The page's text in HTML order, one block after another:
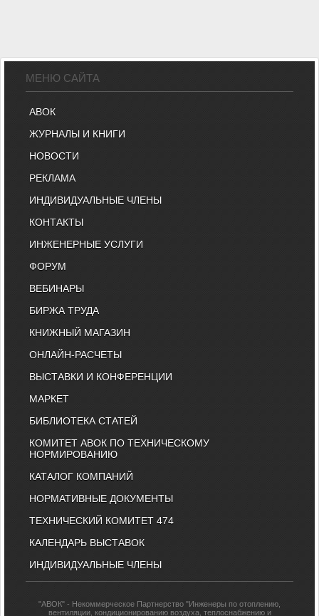
МЕНЮ САЙТА
АВОК
ЖУРНАЛЫ И КНИГИ
НОВОСТИ
РЕКЛАМА
ИНДИВИДУАЛЬНЫЕ ЧЛЕНЫ
КОНТАКТЫ
ИНЖЕНЕРНЫЕ УСЛУГИ
ФОРУМ
ВЕБИНАРЫ
БИРЖА ТРУДА
КНИЖНЫЙ МАГАЗИН
ОНЛАЙН-РАСЧЕТЫ
ВЫСТАВКИ И КОНФЕРЕНЦИИ
МАРКЕТ
БИБЛИОТЕКА СТАТЕЙ
КОМИТЕТ АВОК ПО ТЕХНИЧЕСКОМУ
НОРМИРОВАНИЮ
КАТАЛОГ КОМПАНИЙ
НОРМАТИВНЫЕ ДОКУМЕНТЫ
ТЕХНИЧЕСКИЙ КОМИТЕТ 474
КАЛЕНДАРЬ ВЫСТАВОК
ИНДИВИДУАЛЬНЫЕ ЧЛЕНЫ
"АВОК" - Некоммерческое Партнерство "Инженеры по отоплению,
вентиляции, кондиционированию воздуха, теплоснабжению и